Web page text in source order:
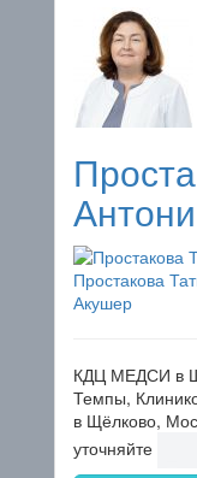
Простакова
Акушер
КДЦ МЕДСИ в
Темпы,
в Щёлково,
уточняйте